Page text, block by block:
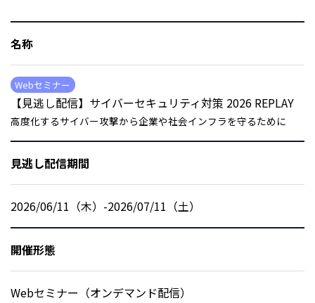
名称
Webセミナー
【見逃し配信】サイバーセキュリティ対策 2026 REPLAY
高度化するサイバー攻撃から企業や社会インフラを守るために
見逃し配信期間
2026/06/11（木）-2026/07/11（土）
開催形態
Webセミナー（オンデマンド配信）